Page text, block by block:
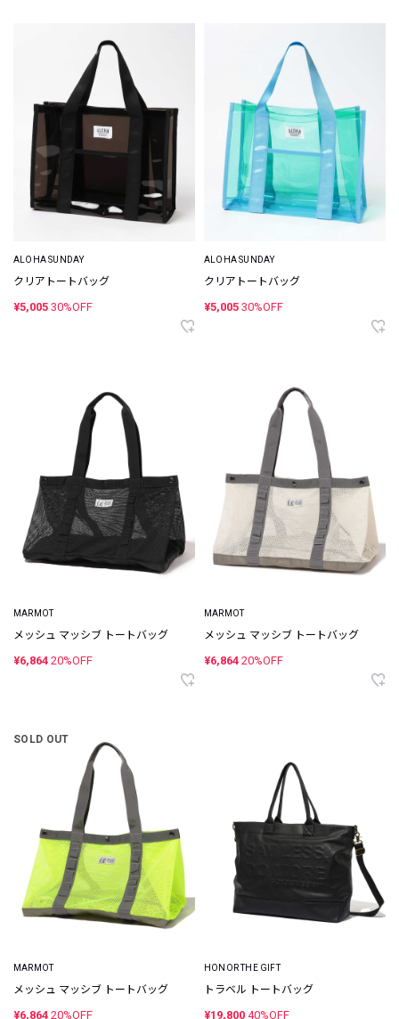
ALOHA SUNDAY
クリアトートバッグ
¥5,005 30%OFF
ALOHA SUNDAY
クリアトートバッグ
¥5,005 30%OFF
MARMOT
メッシュ マッシブ トートバッグ
¥6,864 20%OFF
MARMOT
メッシュ マッシブ トートバッグ
¥6,864 20%OFF
SOLD OUT
MARMOT
メッシュ マッシブ トートバッグ
¥6,864 20%OFF
HONOR THE GIFT
トラベル トートバッグ
¥19,800 40%OFF